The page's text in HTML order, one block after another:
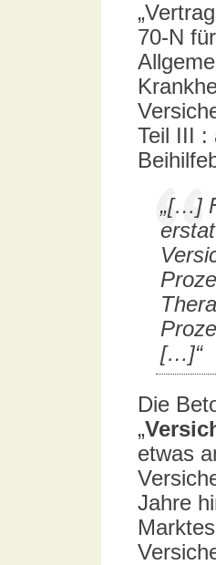
70-N
Teil III :
„[…]
[…]“
Die
„
etwas
Jahre